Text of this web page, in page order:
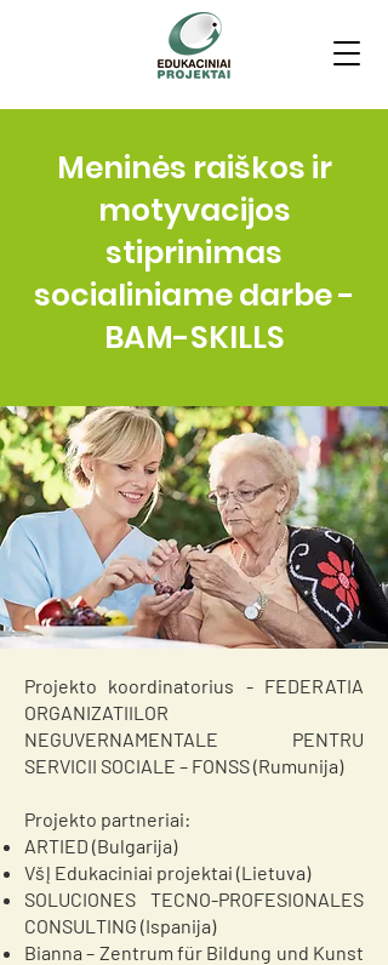
Meninės raiškos ir
motyvacijos
stiprinimas
socialiniame darbe -
BAM-SKILLS
Projekto koordinatorius - FEDERATIA
ORGANIZATIILOR
NEGUVERNAMENTALE PENTRU
SERVICII SOCIALE – FONSS (Rumunija)
Projekto partneriai:
ARTIED (Bulgarija)
VšĮ Edukaciniai projektai (Lietuva)
SOLUCIONES TECNO-PROFESIONALES
CONSULTING (Ispanija)
Bianna – Zentrum für Bildung und Kunst